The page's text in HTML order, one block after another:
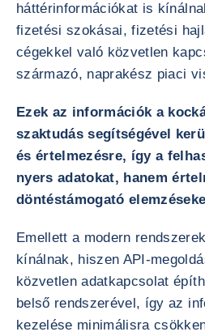
háttérinformációkat is
fizetési szokásai, fizetési
cégekkel való közvetlen
származó, naprakész piaci
Ezek az információk a
szaktudás segítségével
és értelmezésre, így a
nyers adatokat, hanem
döntéstámogató
Emellett a modern
kínálnak, hiszen API-
közvetlen adatkapcsolat
belső rendszerével, így az
kezelése minimálisra